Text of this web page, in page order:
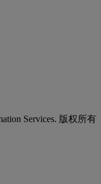
Services. 版权所有